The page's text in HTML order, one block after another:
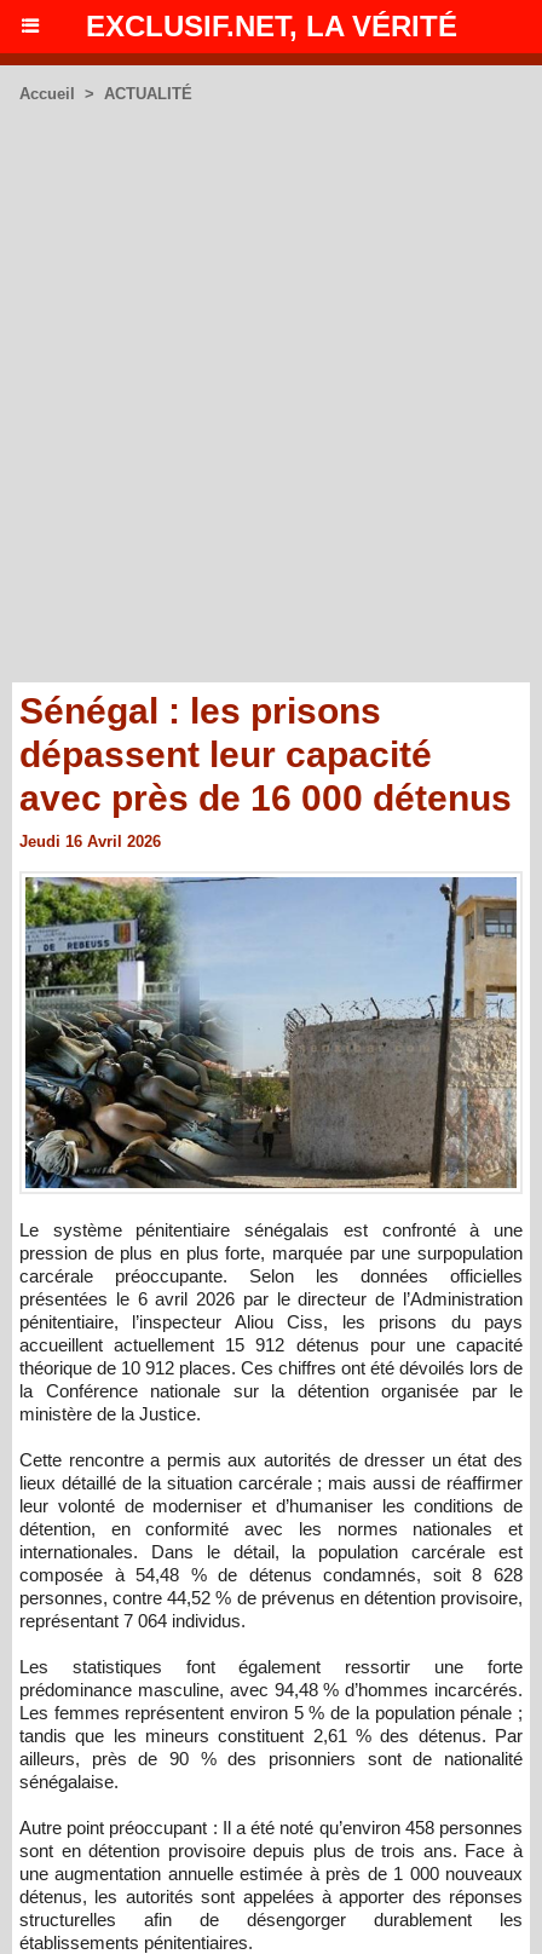
EXCLUSIF.NET, LA VÉRITÉ
Accueil > ACTUALITÉ
Sénégal : les prisons
dépassent leur capacité
avec près de 16 000 détenus
Jeudi 16 Avril 2026
Le système pénitentiaire sénégalais est confronté à une
pression de plus en plus forte, marquée par une surpopulation
carcérale préoccupante. Selon les données officielles
présentées le 6 avril 2026 par le directeur de l’Administration
pénitentiaire, l’inspecteur Aliou Ciss, les prisons du pays
accueillent actuellement 15 912 détenus pour une capacité
théorique de 10 912 places. Ces chiffres ont été dévoilés lors de
la Conférence nationale sur la détention organisée par le
ministère de la Justice.
Cette rencontre a permis aux autorités de dresser un état des
lieux détaillé de la situation carcérale ; mais aussi de réaffirmer
leur volonté de moderniser et d’humaniser les conditions de
détention, en conformité avec les normes nationales et
internationales. Dans le détail, la population carcérale est
composée à 54,48 % de détenus condamnés, soit 8 628
personnes, contre 44,52 % de prévenus en détention provisoire,
représentant 7 064 individus.
Les statistiques font également ressortir une forte
prédominance masculine, avec 94,48 % d’hommes incarcérés.
Les femmes représentent environ 5 % de la population pénale ;
tandis que les mineurs constituent 2,61 % des détenus. Par
ailleurs, près de 90 % des prisonniers sont de nationalité
sénégalaise.
Autre point préoccupant : Il a été noté qu’environ 458 personnes
sont en détention provisoire depuis plus de trois ans. Face à
une augmentation annuelle estimée à près de 1 000 nouveaux
détenus, les autorités sont appelées à apporter des réponses
structurelles afin de désengorger durablement les
établissements pénitentiaires.